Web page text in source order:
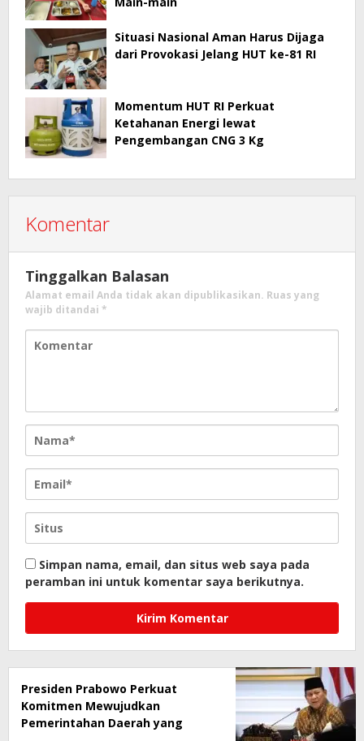
Situasi Nasional Aman Harus Dijaga
dari Provokasi Jelang HUT ke-81 RI
Momentum HUT RI Perkuat
Ketahanan Energi lewat
Pengembangan CNG 3 Kg
Komentar
Tinggalkan Balasan
Alamat email Anda tidak akan dipublikasikan. Ruas yang
wajib ditandai *
Simpan nama, email, dan situs web saya pada
peramban ini untuk komentar saya berikutnya.
Presiden Prabowo Perkuat
Komitmen Mewujudkan
Pemerintahan Daerah yang